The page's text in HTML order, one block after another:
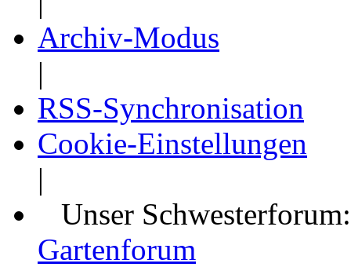
Archiv-Modus
|
RSS-Synchronisation
Cookie-Einstellungen
|
Unser
Gartenforum